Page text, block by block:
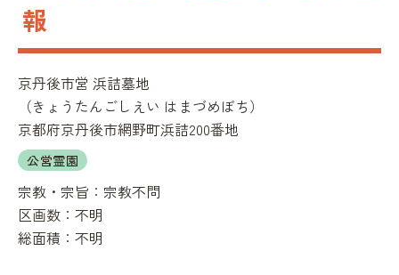
報
京丹後市営 浜詰墓地
（きょうたんごしえい はまづめぼち）
京都府京丹後市網野町浜詰200番地
公営霊園
宗教・宗旨： 宗教不問
区画数： 不明
総面積： 不明